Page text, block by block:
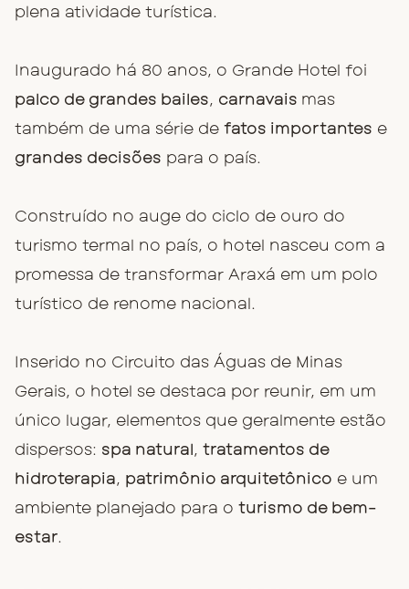
plena atividade turística.
Inaugurado há 80 anos, o Grande Hotel foi
palco de grandes bailes, carnavais mas
também de uma série de fatos importantes e
grandes decisões para o país.
Construído no auge do ciclo de ouro do
turismo termal no país, o hotel nasceu com a
promessa de transformar Araxá em um polo
turístico de renome nacional.
Inserido no Circuito das Águas de Minas
Gerais, o hotel se destaca por reunir, em um
único lugar, elementos que geralmente estão
dispersos: spa natural, tratamentos de
hidroterapia, patrimônio arquitetônico e um
ambiente planejado para o turismo de bem-
estar.